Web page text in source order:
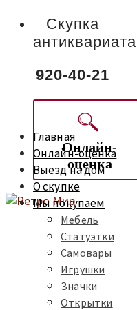
Скупка
антиквариата
920-40-21
Онлайн-
оценка
Главная
Онлайн-оценка
Выезд на дом
О скупке
Мы покупаем
Мебель
Статуэтки
Самовары
Игрушки
Значки
Открытки